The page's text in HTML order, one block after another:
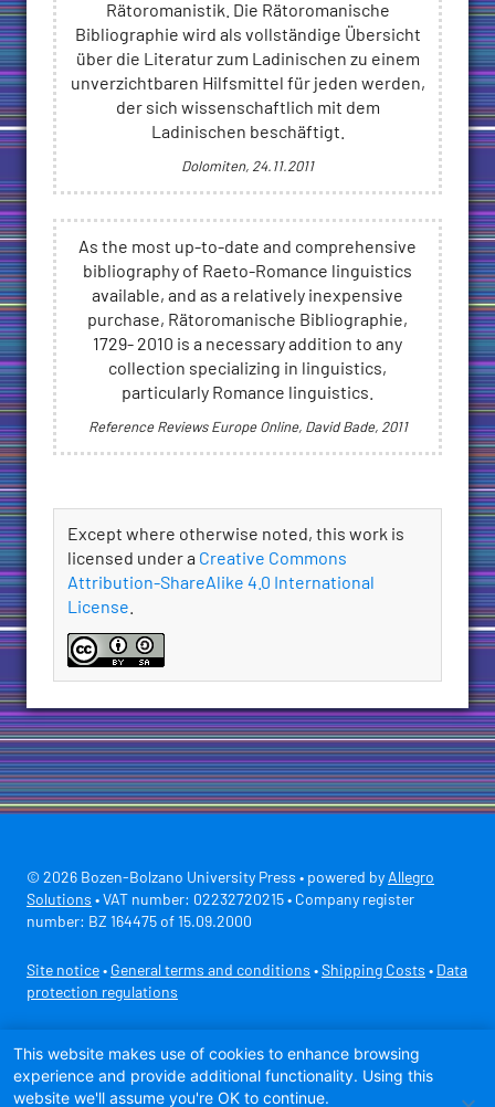
Rätoromanistik. Die Rätoromanische
Bibliographie wird als vollständige Übersicht
über die Literatur zum Ladinischen zu einem
unverzichtbaren Hilfsmittel für jeden werden,
der sich wissenschaftlich mit dem
Ladinischen beschäftigt.
Dolomiten, 24.11.2011
As the most up-to-date and comprehensive
bibliography of Raeto-Romance linguistics
available, and as a relatively inexpensive
purchase, Rätoromanische Bibliographie,
1729- 2010 is a necessary addition to any
collection specializing in linguistics,
particularly Romance linguistics.
Reference Reviews Europe Online, David Bade, 2011
License
Except where otherwise noted, this work is
licensed under a Creative Commons
Attribution-ShareAlike 4.0 International
License
© 2026 Bozen-Bolzano University Press • powered by Allegro
Solutions • VAT number: 02232720215 • Company register
number: BZ 164475 of 15.09.2000
Site notice • General terms and conditions • Shipping Costs • Data
protection regulations
This website makes use of cookies to enhance browsing
experience and provide additional functionality. Using this
website we'll assume you're OK to continue.